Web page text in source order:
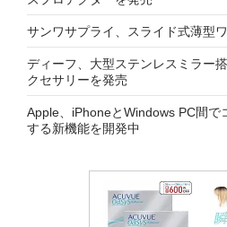
サンワサプライ、スライド式薄型
ディーフ、大型ステンレスミラー
クセサリーを発売
Apple、iPhoneとWindows PC間で
する新機能を開発中